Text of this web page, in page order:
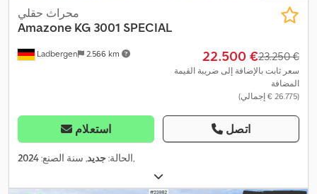
Ladbergen 2.566 km
محراث حقلي
Amazone KG 3001 SPECIAL
‏22.500 € ‏23.250 €
سعر ثابت بالإضافة إلى ضريبة القيمة
المضافة
(‏26.775 € إجمالي)
استعلام اتصل
الحالة:جديد, سنة الصنع:2024 ,